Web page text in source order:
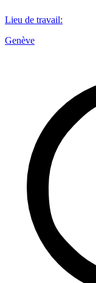
Lieu de travail:
Genève